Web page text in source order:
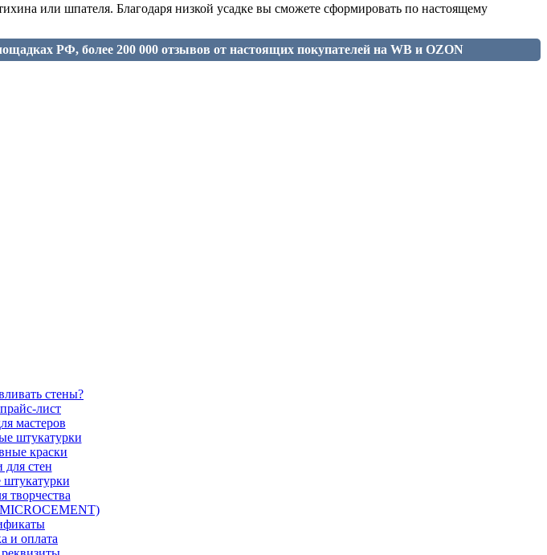
или шпателя. Благодаря низкой усадке вы сможете сформировать по настоящему
РФ, более 200 000 отзывов от настоящих покупателей на WB и OZON
стены?
лист
мастеров
штукатурки
краски
для стен
творчества
и оплата